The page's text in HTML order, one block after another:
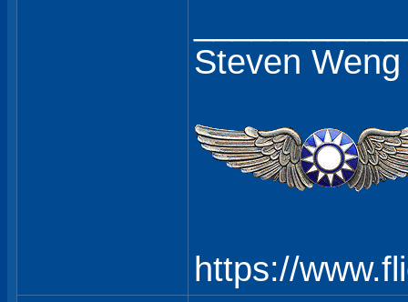
Steven Weng
https://